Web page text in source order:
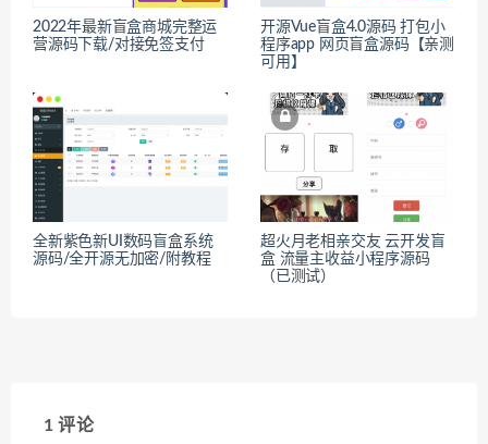
2022年最新盲盒商城完整运
营源码下载/对接免签支付
开源Vue盲盒4.0源码 打包小
程序app 网页盲盒源码【亲测
可用】
全新紫色新UI数码盲盒系统
源码/全开源无加密/附教程
超火月老相亲交友 云开发盲
盒 流量主收益小程序源码
（已测试）
1 评论